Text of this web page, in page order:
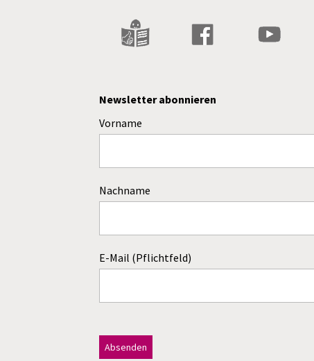
Newsletter abonnieren
Vorname
Nachname
E-Mail (Pflichtfeld)